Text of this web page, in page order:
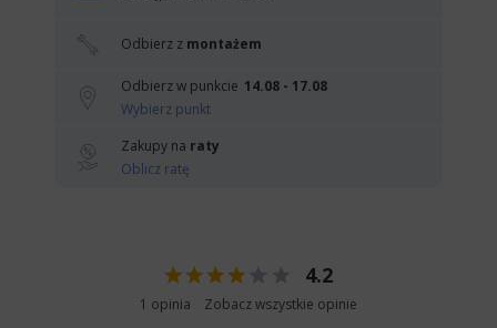
Odbierz z montażem
Odbierz w punkcie 14.08 - 17.08
Wybierz punkt
Zakupy na raty
Oblicz ratę
4.2
1 opinia Zobacz wszystkie opinie